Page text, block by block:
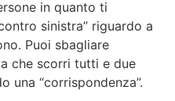
in quanto ti
sinistra” riguardo a
Puoi sbagliare
che scorri tutti e due
una “corrispondenza”.